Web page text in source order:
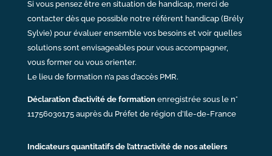
Si vous pensez être en situation de handicap, merci de
contacter dès que possible notre référent handicap (Brély
Sylvie) pour évaluer ensemble vos besoins et voir quelles
solutions sont envisageables pour vous accompagner,
vous former ou vous orienter.
Le lieu de formation n’a pas d’accès PMR.
Déclaration d’activité de formationenregistrée sous le n°
11756030175 auprès du Préfet de région d’Ile-de-France
Indicateurs quantitatifs de l’attractivité de nos ateliers